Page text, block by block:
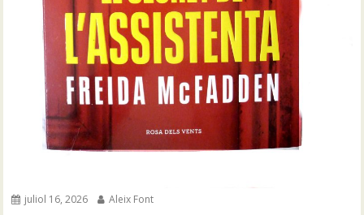
juliol 16, 2026 Aleix Font